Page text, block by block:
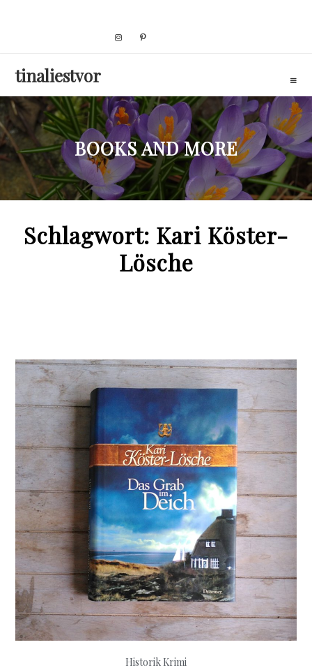
tinaliestvor
BOOKS AND MORE
Schlagwort: Kari Köster-
Lösche
Historik Krimi